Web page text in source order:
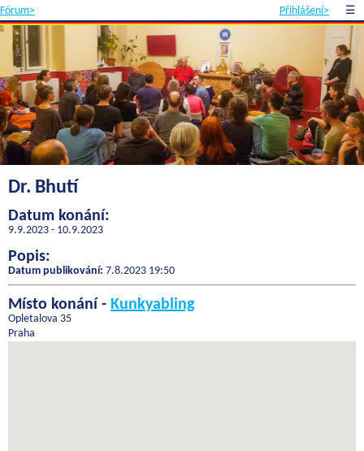
Fórum> Přihlášení> ☰
Dr. Bhutí
Datum konání:
9.9.2023 - 10.9.2023
Popis:
Datum publikování: 7.8.2023 19:50
Místo konání - Kunkyabling
Opletalova 35
Praha